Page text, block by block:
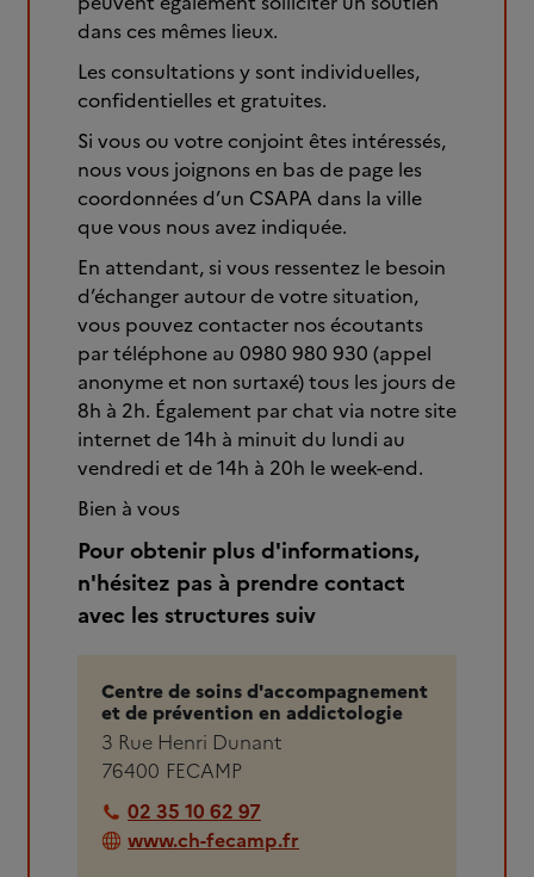
dans ces mêmes lieux.
Les consultations y sont individuelles,
confidentielles et gratuites.
Si vous ou votre conjoint êtes intéressés,
nous vous joignons en bas de page les
coordonnées d’un CSAPA dans la ville
que vous nous avez indiquée.
En attendant, si vous ressentez le besoin
d’échanger autour de votre situation,
vous pouvez contacter nos écoutants
par téléphone au 0980 980 930 (appel
anonyme et non surtaxé) tous les jours de
8h à 2h. Également par chat via notre site
internet de 14h à minuit du lundi au
vendredi et de 14h à 20h le week-end.
Bien à vous
Pour obtenir plus d'informations,
n'hésitez pas à prendre contact
avec les structures suiv
Centre de soins d'accompagnement
et de prévention en addictologie
3 Rue Henri Dunant
76400 FECAMP
02 35 10 62 97
www.ch-fecamp.fr